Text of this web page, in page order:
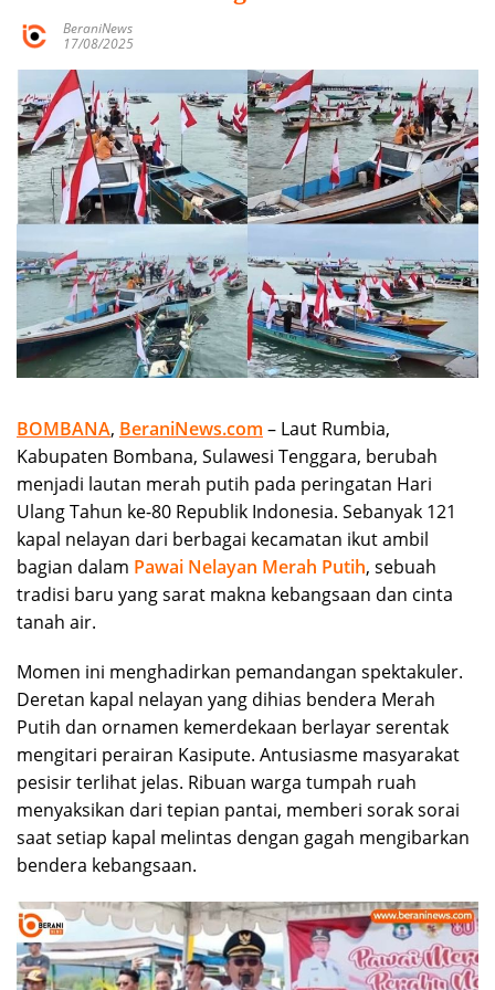
BeraniNews
17/08/2025
BOMBANA, BeraniNews.com – Laut Rumbia,
Kabupaten Bombana, Sulawesi Tenggara, berubah
menjadi lautan merah putih pada peringatan Hari
Ulang Tahun ke-80 Republik Indonesia. Sebanyak 121
kapal nelayan dari berbagai kecamatan ikut ambil
bagian dalam Pawai Nelayan Merah Putih, sebuah
tradisi baru yang sarat makna kebangsaan dan cinta
tanah air.
Momen ini menghadirkan pemandangan spektakuler.
Deretan kapal nelayan yang dihias bendera Merah
Putih dan ornamen kemerdekaan berlayar serentak
mengitari perairan Kasipute. Antusiasme masyarakat
pesisir terlihat jelas. Ribuan warga tumpah ruah
menyaksikan dari tepian pantai, memberi sorak sorai
saat setiap kapal melintas dengan gagah mengibarkan
bendera kebangsaan.